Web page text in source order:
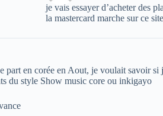
je vais essayer d’acheter des
la mastercard marche sur ce
part en corée en Aout, je voulait savoir
du style Show music core ou inkigayo